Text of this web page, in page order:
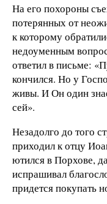
На его похороны
потерянных от
к которому
недоуменным
ответил в письме:
кончился. Но у
живы. И Он один
сей».
Незадолго до того
приходил к отцу
ютился в Порхове,
испрашивал
придется покупать